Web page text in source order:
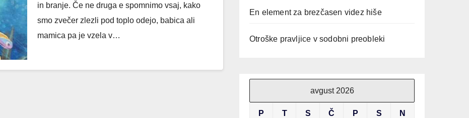
in branje. Če ne druga e spomnimo vsaj, kako
smo zvečer zlezli pod toplo odejo, babica ali
mamica pa je vzela v…
En element za brezčasen videz hiše
Otroške pravljice v sodobni preobleki
avgust 2026
P T S Č P S N